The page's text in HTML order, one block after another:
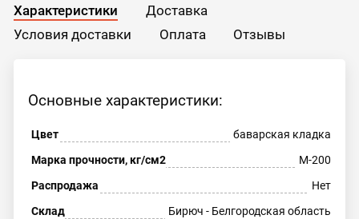
Характеристики
Доставка
Условия доставки
Оплата Отзывы
Основные характеристики:
Цвет
баварская кладка
Марка прочности, кг/см2
М-200
Распродажа
Нет
Склад
Бирюч - Белгородская область